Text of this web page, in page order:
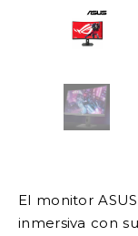
El monitor
inmersiva con